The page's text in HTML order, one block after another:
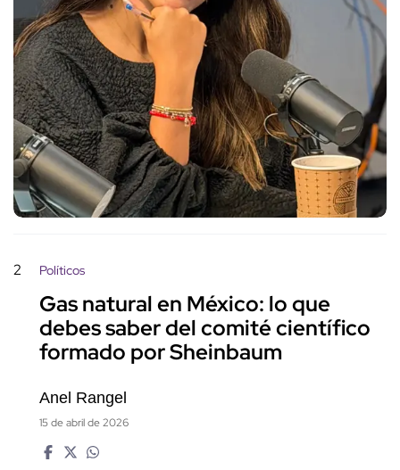
2 Políticos
Gas natural en México: lo que
debes saber del comité científico
formado por Sheinbaum
Anel Rangel
15 de abril de 2026